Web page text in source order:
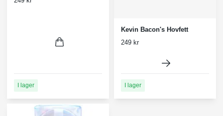
I lager
Kevin Bacon's Hovfett
249 kr
I lager